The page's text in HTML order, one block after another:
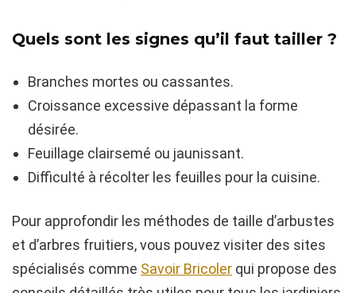
Quels sont les signes qu’il faut tailler ?
Branches mortes ou cassantes.
Croissance excessive dépassant la forme
désirée.
Feuillage clairsemé ou jaunissant.
Difficulté à récolter les feuilles pour la cuisine.
Pour approfondir les méthodes de taille d’arbustes
et d’arbres fruitiers, vous pouvez visiter des sites
spécialisés comme Savoir Bricoler qui propose des